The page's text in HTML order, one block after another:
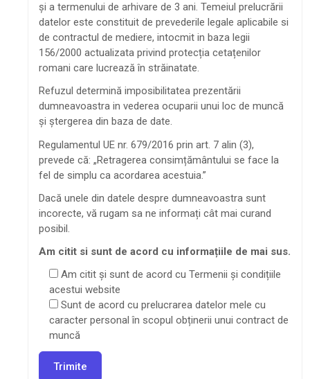
și a termenului de arhivare de 3 ani. Temeiul prelucrării
datelor este constituit de prevederile legale aplicabile si
de contractul de mediere, intocmit in baza legii
156/2000 actualizata privind protecția cetațenilor
romani care lucrează în străinatate.
Refuzul determină imposibilitatea prezentării
dumneavoastra in vederea ocuparii unui loc de muncă
și ștergerea din baza de date.
Regulamentul UE nr. 679/2016 prin art. 7 alin (3),
prevede că: „Retragerea consimțământului se face la
fel de simplu ca acordarea acestuia.”
Dacă unele din datele despre dumneavoastra sunt
incorecte, vă rugam sa ne informați cât mai curand
posibil.
Am citit si sunt de acord cu informațiile de mai sus.
Am citit și sunt de acord cu Termenii și condițiile
acestui website
Sunt de acord cu prelucrarea datelor mele cu
caracter personal în scopul obținerii unui contract de
muncă